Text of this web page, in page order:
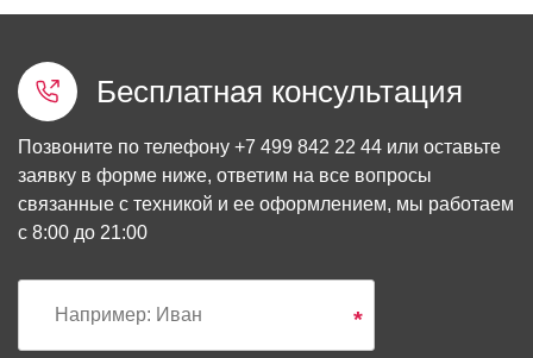
Бесплатная консультация
Позвоните по телефону +7 499 842 22 44 или оставьте
заявку в форме ниже, ответим на все вопросы
связанные с техникой и ее оформлением, мы работаем
с 8:00 до 21:00
*